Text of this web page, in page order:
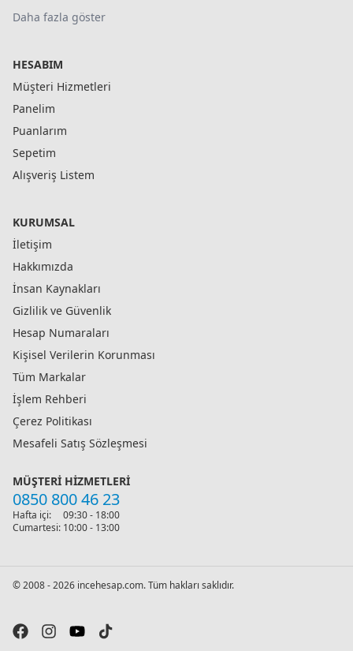
Daha fazla göster
HESABIM
Müşteri Hizmetleri
Panelim
Puanlarım
Sepetim
Alışveriş Listem
KURUMSAL
İletişim
Hakkımızda
İnsan Kaynakları
Gizlilik ve Güvenlik
Hesap Numaraları
Kişisel Verilerin Korunması
Tüm Markalar
İşlem Rehberi
Çerez Politikası
Mesafeli Satış Sözleşmesi
MÜŞTERI HIZMETLERI
0850 800 46 23
Hafta içi:
09:30 - 18:00
Cumartesi: 10:00 - 13:00
© 2008 - 2026 incehesap.com. Tüm hakları saklıdır.